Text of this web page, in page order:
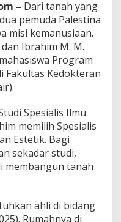
– Dari tanah yang
pemuda Palestina
misi kemanusiaan.
Ibrahim M. M.
Program
Fakultas Kedokteran
Spesialis Ilmu
memilih Spesialis
Estetik. Bagi
sekadar studi,
membangun tanah
ahli di bidang
Rumahnya di